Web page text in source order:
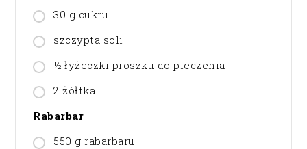
30 g cukru
szczypta soli
½ łyżeczki proszku do pieczenia
2 żółtka
Rabarbar
550 g rabarbaru